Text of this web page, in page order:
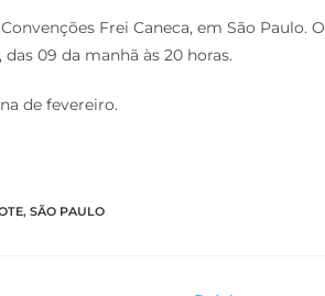
Frei Caneca, em São Paulo. O
09 da manhã às 20 horas.
de fevereiro.
, SÃO PAULO